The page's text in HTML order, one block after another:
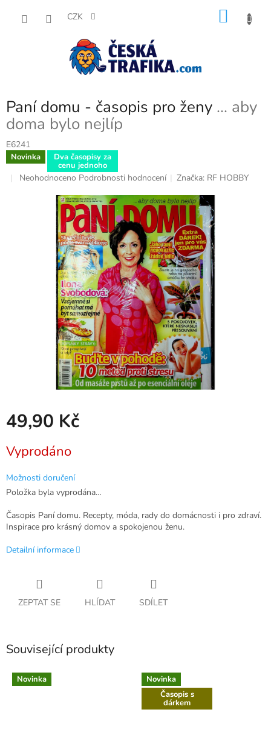
CZK
Paní domu - časopis pro ženy ... aby
doma bylo nejlíp
E6241
Novinka Dva časopisy za
cenu jednoho
Průměrné
Neohodnoceno Podrobnosti hodnocení Značka: RF HOBBY
49,90 Kč
cena:
Vyprodáno
Možnosti doručení
Položka byla vyprodána…
Časopis Paní domu. Recepty, móda, rady do domácnosti i pro zdraví.
Inspirace pro krásný domov a spokojenou ženu.
Detailní informace
ZEPTAT SE HLÍDAT SDÍLET
Související produkty
Novinka
Novinka
Časopis s
dárkem